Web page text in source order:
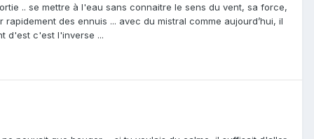
.. se mettre à l'eau sans connaitre le sens du vent, sa force,
des ennuis ... avec du mistral comme aujourd’hui, il
d'est c'est l'inverse ...